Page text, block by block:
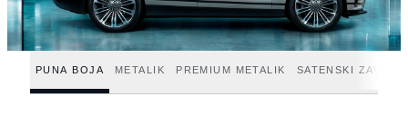
PUNA BOJA METALIK PREMIUM METALIK SATENSKI